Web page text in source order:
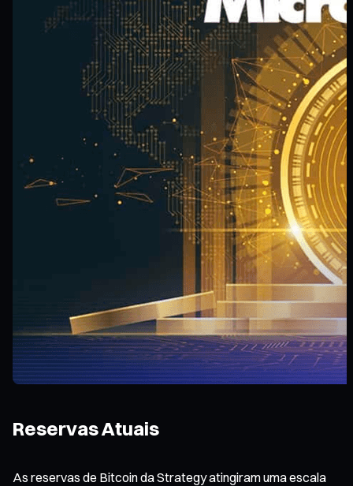
Reservas Atuais
As reservas de Bitcoin da Strategy atingiram uma escala